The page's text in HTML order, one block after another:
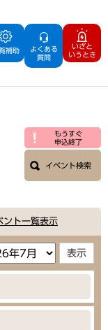
補助
よくある
質問
いざと
いうとき
もうすぐ
申込終了
イベント検索
ント一覧表示